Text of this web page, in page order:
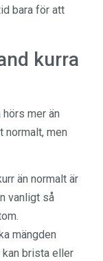
bara för att
kurra
mer än
normalt, men
än normalt är
vanligt så
mängden
brista eller